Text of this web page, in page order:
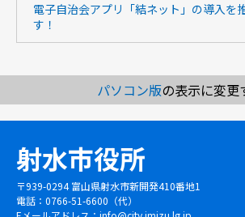
電子自治会アプリ「結ネット」の導入を
す！
パソコン版の表示に変更
射水市役所
〒939-0294 富山県射水市新開発410番地1
電話：0766-51-6600（代）